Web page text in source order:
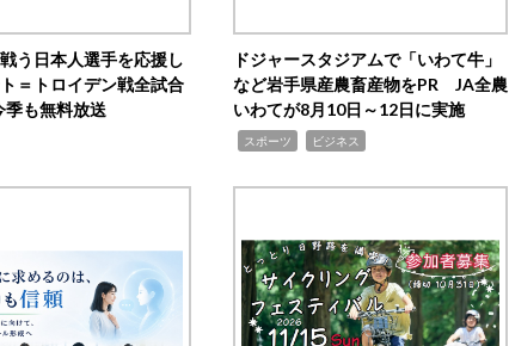
う日本人選手を応援し
＝トロイデン戦全試合
季も無料放送
ドジャースタジアムで「いわて牛」
など岩手県産農畜産物をPR JA全農
いわてが8月10日～12日に実施
スポーツ ビジネス